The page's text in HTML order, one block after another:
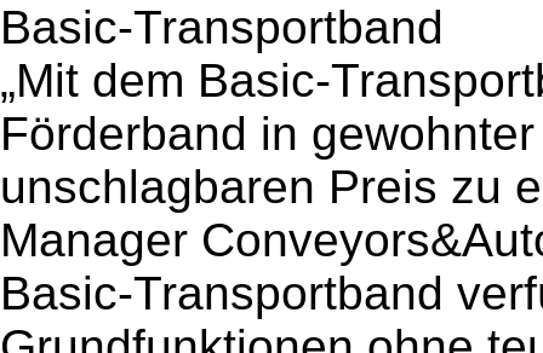
Basic-Transportband
„Mit dem Basic-
Förderband in
unschlagbaren Preis zu
Manager
Basic-Transportband